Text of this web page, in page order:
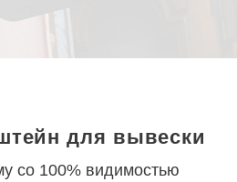
для вывески
со 100% видимостью